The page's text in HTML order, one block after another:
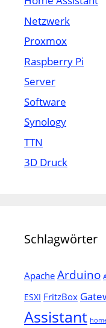
Netzwerk
Proxmox
Raspberry Pi
Server
Software
Synology
TTN
3D Druck
Schlagwörter
Apache Arduino
ESXI FritzBox
Assistant